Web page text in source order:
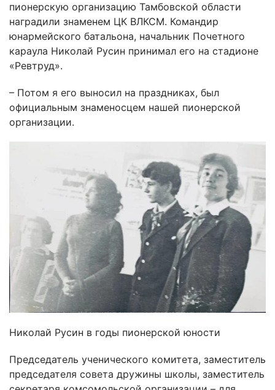
пионерскую организацию Тамбовской области
наградили знаменем ЦК ВЛКСМ. Командир
юнармейского батальона, начальник Почетного
караула Николай Русин принимал его на стадионе
«Ревтруд».
– Потом я его выносил на праздниках, был
официальным знаменосцем нашей пионерской
организации.
Николай Русин в годы пионерской юности
Председатель ученического комитета, заместитель
председателя совета дружины школы, заместитель